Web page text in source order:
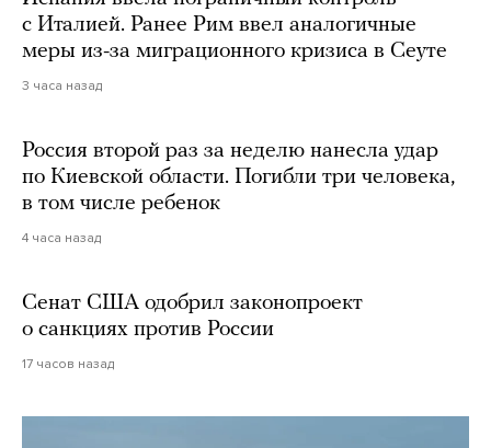
с Италией. Ранее Рим ввел аналогичные
меры из-за миграционного кризиса в Сеуте
3 часа назад
Россия второй раз за неделю нанесла удар
по Киевской области. Погибли три человека,
в том числе ребенок
4 часа назад
Сенат США одобрил законопроект
о санкциях против России
17 часов назад